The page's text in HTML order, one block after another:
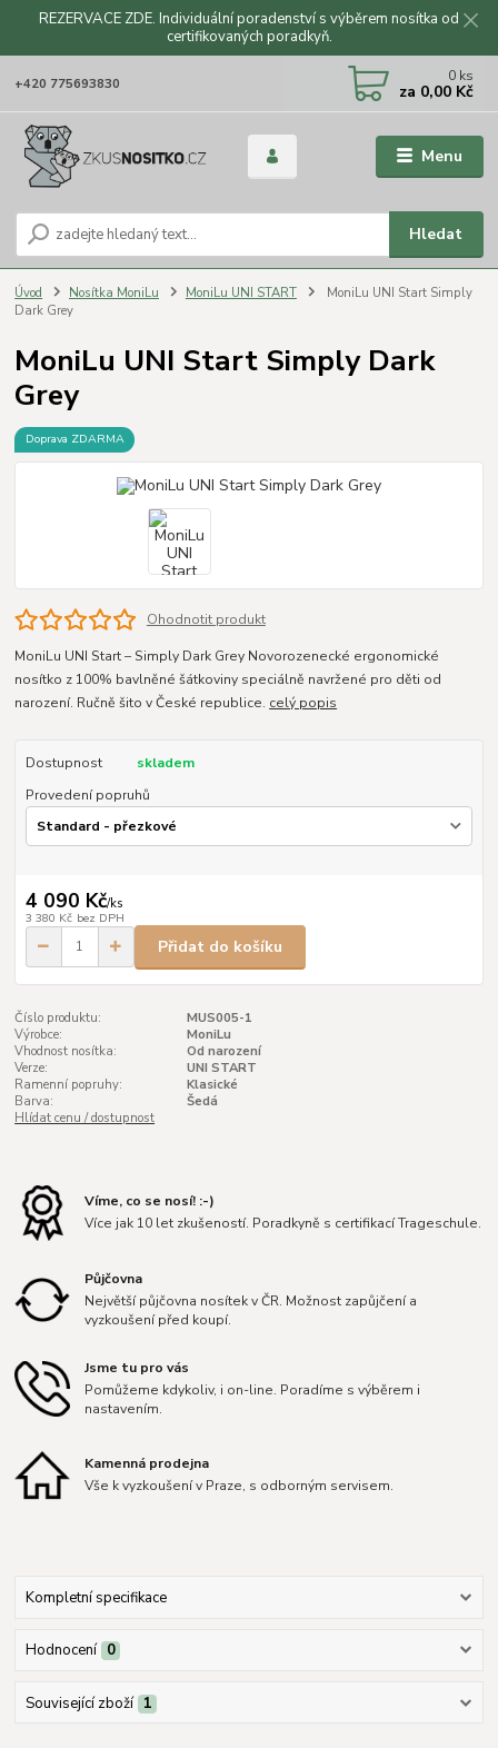
REZERVACE ZDE. Individuální poradenství s výběrem nosítka od
certifikovaných poradkyň.
Menu
Hledat
+420 775693830 0 ks
za 0,00 Kč
Úvod Nosítka MoniLu MoniLu UNI START
MoniLu UNI Start Simply
Dark Grey
MoniLu UNI Start Simply Dark
Grey
Doprava ZDARMA
Ohodnotit produkt
MoniLu UNI Start – Simply Dark Grey Novorozenecké ergonomické
nosítko z 100% bavlněné šátkoviny speciálně navržené pro děti od
narození. Ručně šito v České republice. celý popis
Dostupnost
skladem
Provedení popruhů
4 090 Kč/ks
3 380 Kč bez DPH
Přidat do košíku
Číslo produktu:
MUS005-1
Výrobce:
MoniLu
Vhodnost nosítka:
Od narození
Verze:
UNI START
Ramenní popruhy:
Klasické
Barva:
Šedá
Hlídat cenu / dostupnost
Víme, co se nosí! :-)
Více jak 10 let zkušeností. Poradkyně s certifikací Trageschule.
Půjčovna
Největší půjčovna nosítek v ČR. Možnost zapůjčení a
vyzkoušení před koupí.
Jsme tu pro vás
Pomůžeme kdykoliv, i on-line. Poradíme s výběrem i
nastavením.
Kamenná prodejna
Vše k vyzkoušení v Praze, s odborným servisem.
Kompletní specifikace
Hodnocení 0
Související zboží 1